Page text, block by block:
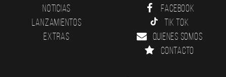
Noticias
Lanzamientos
Extras
Facebook
Tik Tok
Quienes somos
Contacto